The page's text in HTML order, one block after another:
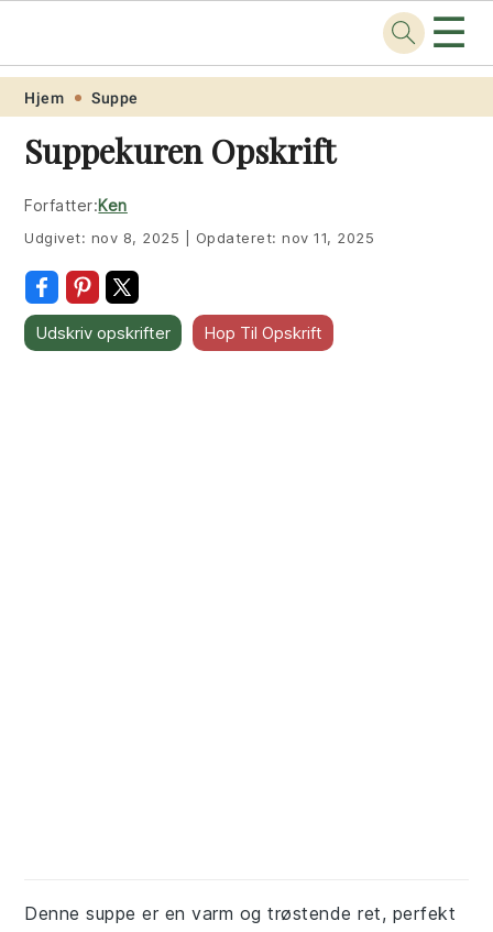
Skip
primary
navigation
Skip
main
content
Skip
primary
sidebar
Skip
footer
Opskrift.net ☰
Hjem Suppe
Suppekuren Opskrift
Forfatter:Ken
Udgivet: nov 8, 2025 Opdateret:nov 11, 2025
Udskriv opskrifter Hop Til Opskrift
Denne suppe er en varm og trøstende ret, perfekt